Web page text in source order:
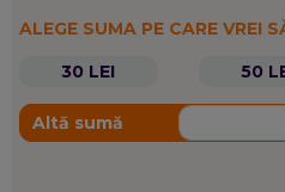
ALEGE SUMA PE CARE VREI
30 LEI
50
Altă sumă